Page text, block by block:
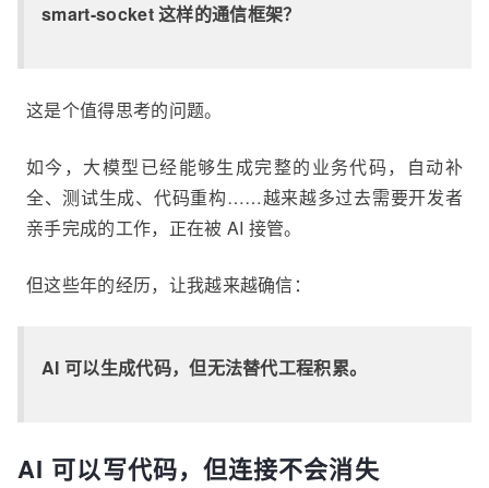
smart-socket 这样的通信框架？
这是个值得思考的问题。
如今，大模型已经能够生成完整的业务代码，自动补
全、测试生成、代码重构……越来越多过去需要开发者
亲手完成的工作，正在被 AI 接管。
但这些年的经历，让我越来越确信：
AI 可以生成代码，但无法替代工程积累。
AI 可以写代码，但连接不会消失